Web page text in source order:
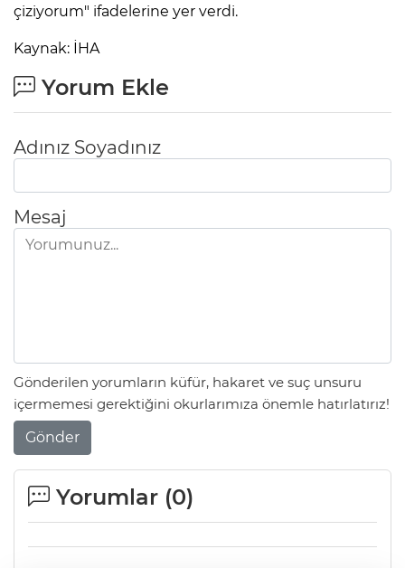
çiziyorum" ifadelerine yer verdi.
Kaynak: İHA
Yorum Ekle
Adınız Soyadınız
Mesaj
Gönderilen yorumların küfür, hakaret ve suç unsuru
içermemesi gerektiğini okurlarımıza önemle hatırlatırız!
Gönder
Yorumlar (0)